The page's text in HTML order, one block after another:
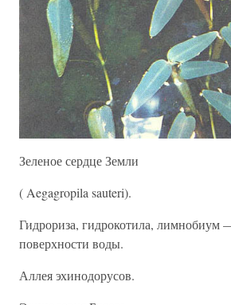
Зеленое сердце Земли
( Aegagropila sauteri).
Гидрориза, гидрокотила, лимнобиум
поверхности воды.
Аллея эхинодорусов.